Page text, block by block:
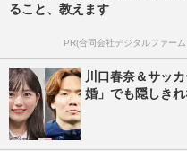
ること、教えます
PR(合同会社デジタルファー
川口春奈＆サッ
婚」でも隠しき